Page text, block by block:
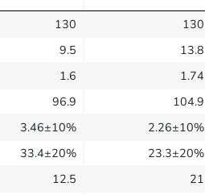
130 130
9.5 13.8
1.6 1.74
96.9 104.9
3.46±10% 2.26±10%
33.4±20% 23.3±20%
12.5 21